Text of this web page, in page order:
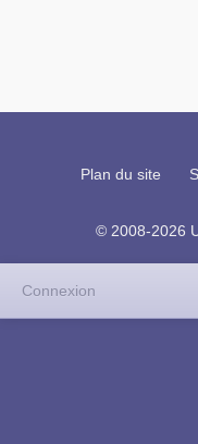
Plan du site
© 2008-2026
Connexion